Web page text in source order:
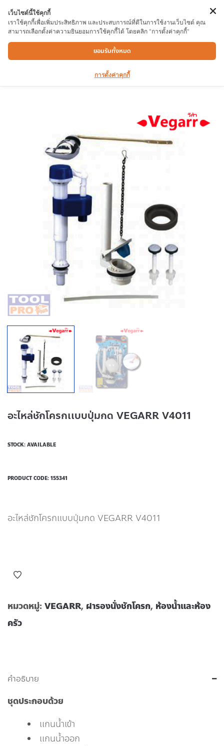
อะไหล่ชักโครกเเบบปุ่มกด VEGARR V4011
อะไหล่ชักโครกเเบบปุ่มกด VEGARR V4011
STOCK: AVAILABLE
PRODUCT CODE: 155341
อะไหล่ชักโครกเเบบปุ่มกด VEGARR V4011
หมวดหมู่: VEGARR, ฝารองนั่งชักโครก, ห้องน้ำและห้อง
ครัว
คำอธิบาย
ชุดประกอบด้วย
แกนน้ำเข้า
แกนน้ำออก
เว็บไซต์นี้ใช้คุกกี้
เราใช้คุกกี้เพื่อเพิ่มประสิทธิภาพ และประสบการณ์ที่ดีในการใช้งานเว็บไซต์ คุณ
สามารถเลือกตั้งค่าความยินยอมการใช้คุกกี้ได้ โดยคลิก "การตั้งค่าคุกกี้"
ยอมรับทั้งหมด
การตั้งค่าคุกกี้